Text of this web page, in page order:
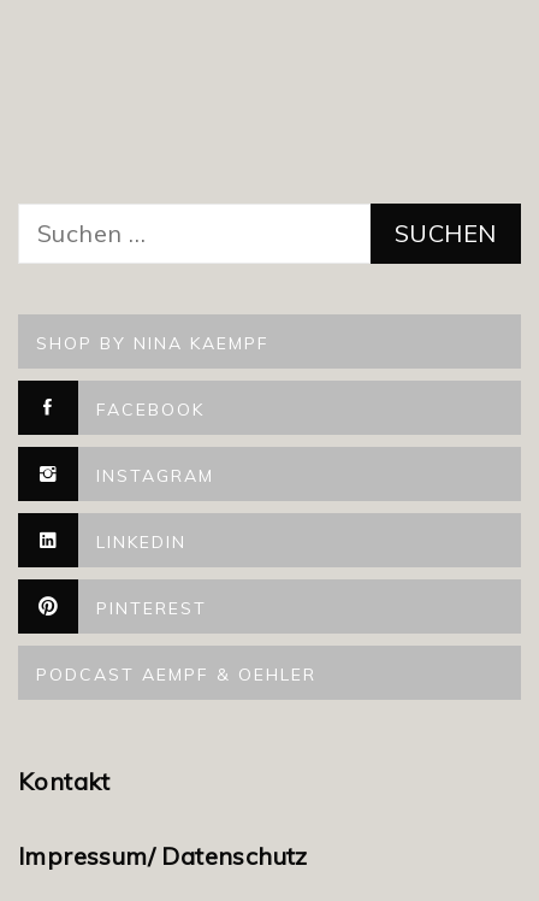
nach:
SHOP BY NINA KAEMPF
FACEBOOK
INSTAGRAM
LINKEDIN
PINTEREST
PODCAST AEMPF & OEHLER
Kontakt
Impressum/ Datenschutz